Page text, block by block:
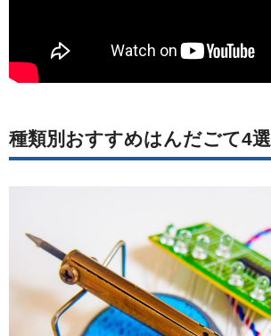
種類別おすすめはんだごて4選